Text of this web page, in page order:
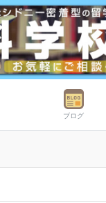
ブログ